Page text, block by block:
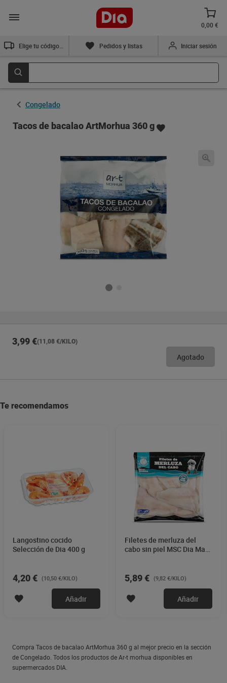
0,00 €
Pedidos y listas Iniciar sesión
Congelado
Tacos de bacalao ArtMorhua 360 g
3,99 €(11,08 €/KILO)
Agotado
Te recomendamos
Langostino cocido
Selección de Dia 400 g
4,20 € (10,50 €/KILO)
Añadir
Filetes de merluza del
cabo sin piel MSC Dia Mari
5,89 € (9,82 €/KILO)
Añadir
Compra Tacos de bacalao ArtMorhua 360 g al mejor precio en la sección
de Congelado. Todos los productos de Ar-t morhua disponibles en
supermercados DIA.